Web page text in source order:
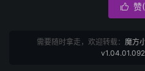
 赞(
需要随时拿走，欢迎转载： 魔方